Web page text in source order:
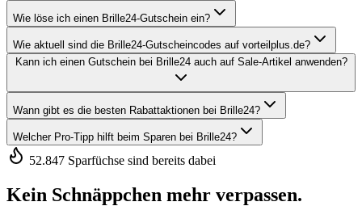
Wie löse ich einen Brille24-Gutschein ein?
Wie aktuell sind die Brille24-Gutscheincodes auf vorteilplus.de?
Kann ich einen Gutschein bei Brille24 auch auf Sale-Artikel anwenden?
Wann gibt es die besten Rabattaktionen bei Brille24?
Welcher Pro-Tipp hilft beim Sparen bei Brille24?
52.847 Sparfüchse sind bereits dabei
Kein Schnäppchen mehr verpassen.